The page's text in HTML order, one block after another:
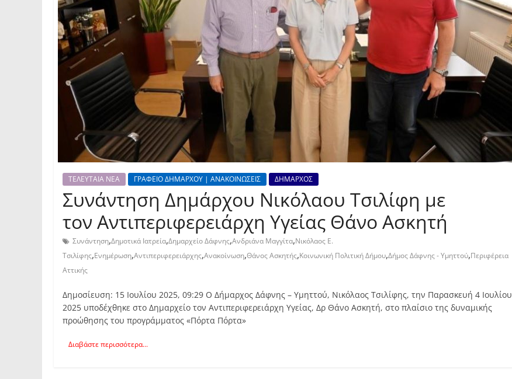
ΤΕΛΕΥΤΑΙΑ ΝΕΑ ΓΡΑΦΕΙΟ ΔΗΜΑΡΧΟΥ | ΑΝΑΚΟΙΝΩΣΕΙΣ ΔΗΜΑΡΧΟΣ
Συνάντηση Δημάρχου Νικόλαου Τσιλίφη με
τον Αντιπεριφερειάρχη Υγείας Θάνο Ασκητή
Συνάντηση,Δημοτικά Ιατρεία,Δημαρχείο Δάφνης,Ανδριάνα Μαγγίτα,Νικόλαος Ε.
Τσιλίφης,Ενημέρωση,Αντιπεριφερειάρχης,Ανακοίνωση,Θάνος Ασκητής,Κοινωνική Πολιτική Δήμου,Δήμος Δάφνης - Υμηττού,Περιφέρεια
Αττικής
Δημοσίευση: 15 Ιουλίου 2025, 09:29 Ο Δήμαρχος Δάφνης – Υμηττού, Νικόλαος Τσιλίφης, την Παρασκευή 4 Ιουλίου
2025 υποδέχθηκε στο Δημαρχείο τον Αντιπεριφερειάρχη Υγείας, Δρ Θάνο Ασκητή, στο πλαίσιο της δυναμικής
προώθησης του προγράμματος «Πόρτα Πόρτα»
Διαβάστε περισσότερα...